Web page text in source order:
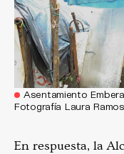
Asentamiento
Fotografía Laura Ramos.
En respuesta, la